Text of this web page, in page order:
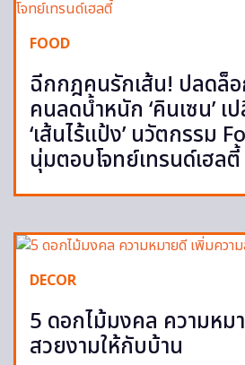
FOOD
ฉีกกฎคนรักเส้น! ปลดล็
คนลดน้ำหนัก ‘คินเซน’ เ
‘เส้นไร้แป้ง’ นวัตกรรม
นุ่มตอบโจทย์เทรนด์เฮลตี้
DECOR
5 ดอกไม้มงคล ความหม
สวยงามให้กับบ้าน